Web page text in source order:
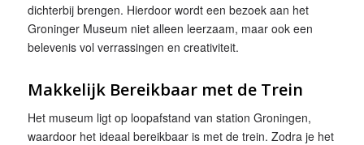
dichterbij brengen. Hierdoor wordt een bezoek aan het
Groninger Museum niet alleen leerzaam, maar ook een
belevenis vol verrassingen en creativiteit.
Makkelijk Bereikbaar met de Trein
Het museum ligt op loopafstand van station Groningen,
waardoor het ideaal bereikbaar is met de trein. Zodra je het